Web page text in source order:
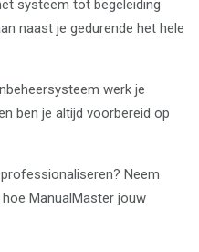
Swicon
systeem tot begeleiding
naast je gedurende het hele
werk je
ben je altijd voorbereid op
Neem
ManualMaster jouw